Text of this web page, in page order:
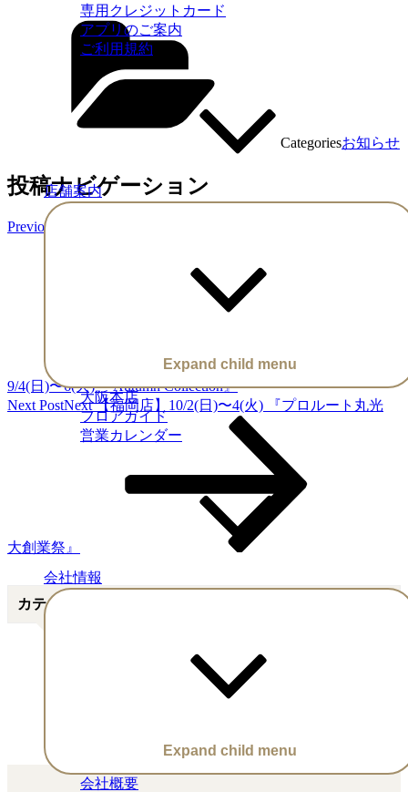
専用クレジットカード
アプリのご案内
ご利用規約
店舗案内
Expand child menu
大阪本店
フロアガイド
営業カレンダー
会社情報
Expand child menu
会社概要
Categoriesお知らせ
投稿ナビゲーション
Previous Post
【福岡店】
9/4(日)〜6(火) 『Autumn Collection』
Next PostNext 【福岡店】10/2(日)〜4(火) 『プロルート丸光
大創業祭』
カテゴリー